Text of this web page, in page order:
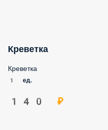
Креветка
Креветка
1 ед.
140 ₽